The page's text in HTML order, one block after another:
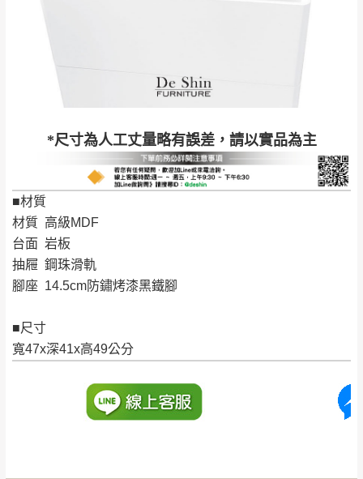
*尺寸為人工丈量略有誤差，請以實品為主
■材質
材質 高級MDF
台面 岩板
抽屜 鋼珠滑軌
腳座 14.5cm防鏽烤漆黑鐵腳
■尺寸
寬47x深41x高49公分
屋、獅潭鄉
到貨時間：指定送貨日當天以電話聯絡確認
台北市、新北市地區固定每周(三)、(日)兩天收送貨
暫無配送地區
雄、屏東、宜蘭、 花蓮、台東、金門、馬祖、澎湖地區
（可於LINE線上詢問 →
加收說明
完成出貨15個工作天另行寄出，另外約加上2~7個
工作天內送達，如遇國定假日將順延寄送。
退換貨說明：
公司客服人員，我們將為您更換新品，運費
皆由本站負責，所有退回及換貨之商品必須
是全新狀態且完整包裝，床墊、床包、枕頭
包裝、廠商紙及所有附隨文件或資料之完整
貨。
由於透過電腦螢幕選購商品，可能會因個人
退換貨，需自付來回運費及人資成本
訂購前請確認商品尺寸，大型物件因為人工
丈量，難免會有些許誤差值(約正負0.5CM)